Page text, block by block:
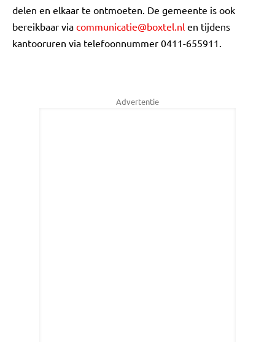
delen en elkaar te ontmoeten. De gemeente is ook
bereikbaar via communicatie@boxtel.nl en tijdens
kantooruren via telefoonnummer 0411-655911.
Advertentie